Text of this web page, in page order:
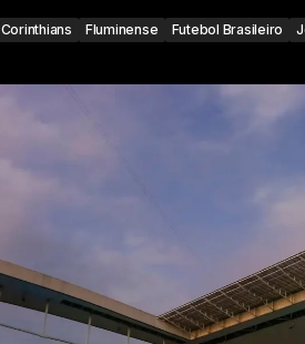
Corinthians Fluminense Futebol Brasileiro